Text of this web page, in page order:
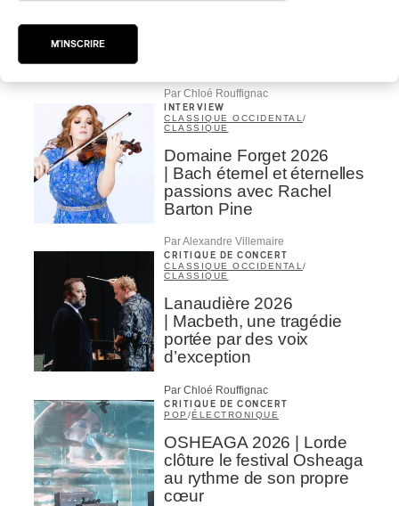
Concerts aux Îles du Bic
Par Chloé Rouffignac
INTERVIEW
CLASSIQUE OCCIDENTAL /
CLASSIQUE
Domaine Forget 2026
| Bach éternel et éternelles
passions avec Rachel
Barton Pine
Par Alexandre Villemaire
CRITIQUE DE CONCERT
CLASSIQUE OCCIDENTAL /
CLASSIQUE
Lanaudière 2026
| Macbeth, une tragédie
portée par des voix
d’exception
Par Chloé Rouffignac
CRITIQUE DE CONCERT
POP /ÉLECTRONIQUE
OSHEAGA 2026 | Lorde
clôture le festival Osheaga
au rythme de son propre
cœur
M'INSCRIRE